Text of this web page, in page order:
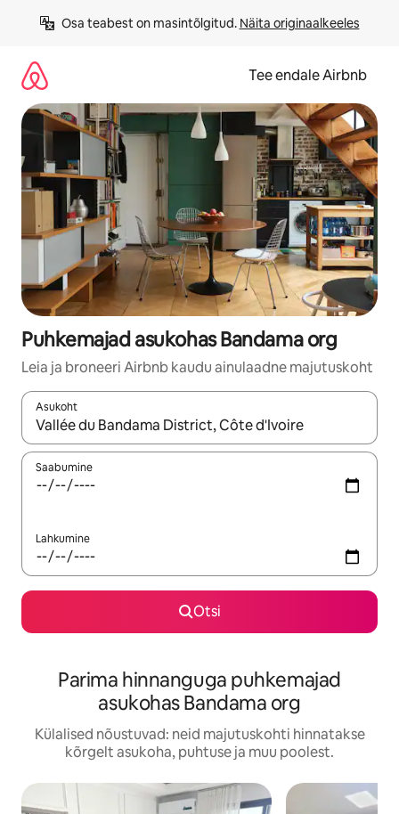
Osa teabest on masintõlgitud. Näita originaalkeeles
Tee endale Airbnb
Puhkemajad asukohas Bandama org
Leia ja broneeri Airbnb kaudu ainulaadne majutuskoht
Asukoht
Kui tulemused on kuvatud, liigu ekraanil nooleklahvidega või
Saabumine
Lahkumine
Otsi
Parima hinnanguga puhkemajad
asukohas Bandama org
Külalised nõustuvad: neid majutuskohti hinnatakse
kõrgelt asukoha, puhtuse ja muu poolest.